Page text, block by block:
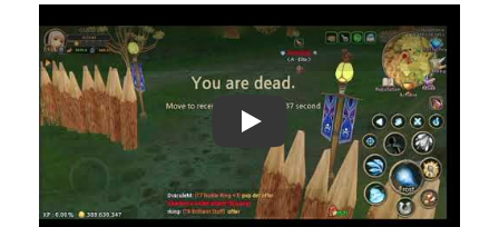
Play: Keynote (Google I/O '18)